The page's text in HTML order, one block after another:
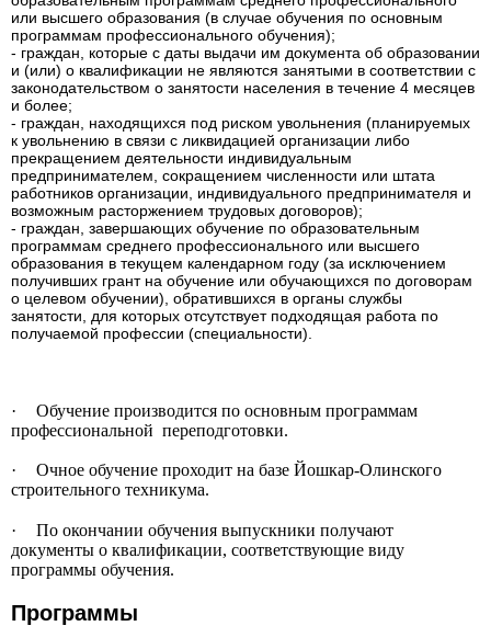
или высшего образования (в случае обучения по основным
программам профессионального обучения);
- граждан, которые с даты выдачи им документа об образовании
и (или) о квалификации не являются занятыми в соответствии с
законодательством о занятости населения в течение 4 месяцев
и более;
- граждан, находящихся под риском увольнения (планируемых
к увольнению в связи с ликвидацией организации либо
прекращением деятельности индивидуальным
предпринимателем, сокращением численности или штата
работников организации, индивидуального предпринимателя и
возможным расторжением трудовых договоров);
- граждан, завершающих обучение по образовательным
программам среднего профессионального или высшего
образования в текущем календарном году (за исключением
получивших грант на обучение или обучающихся по договорам
о целевом обучении), обратившихся в органы службы
занятости, для которых отсутствует подходящая работа по
получаемой профессии (специальности).
·
Обучение производится по основным программам
профессиональной переподготовки.
·
Очное обучение проходит на базе Йошкар-Олинского
строительного техникума.
·
По окончании обучения выпускники получают
документы о квалификации, соответствующие виду
программы обучения.
Программы